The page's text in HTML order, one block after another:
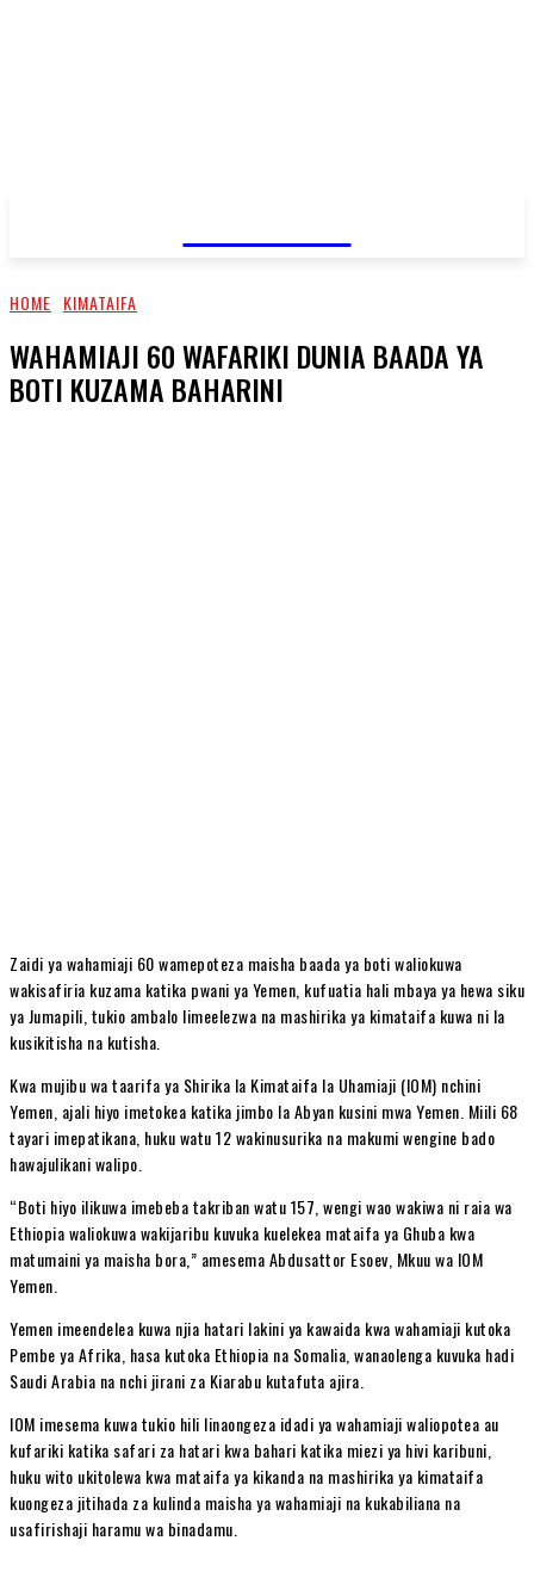
HOME KIMATAIFA
WAHAMIAJI 60 WAFARIKI DUNIA BAADA YA
BOTI KUZAMA BAHARINI
Zaidi ya wahamiaji 60 wamepoteza maisha baada ya boti waliokuwa
wakisafiria kuzama katika pwani ya Yemen, kufuatia hali mbaya ya hewa siku
ya Jumapili, tukio ambalo limeelezwa na mashirika ya kimataifa kuwa ni la
kusikitisha na kutisha.
Kwa mujibu wa taarifa ya Shirika la Kimataifa la Uhamiaji (IOM) nchini
Yemen, ajali hiyo imetokea katika jimbo la Abyan kusini mwa Yemen. Miili 68
tayari imepatikana, huku watu 12 wakinusurika na makumi wengine bado
hawajulikani walipo.
“Boti hiyo ilikuwa imebeba takriban watu 157, wengi wao wakiwa ni raia wa
Ethiopia waliokuwa wakijaribu kuvuka kuelekea mataifa ya Ghuba kwa
matumaini ya maisha bora,” amesema Abdusattor Esoev, Mkuu wa IOM
Yemen.
Yemen imeendelea kuwa njia hatari lakini ya kawaida kwa wahamiaji kutoka
Pembe ya Afrika, hasa kutoka Ethiopia na Somalia, wanaolenga kuvuka hadi
Saudi Arabia na nchi jirani za Kiarabu kutafuta ajira.
IOM imesema kuwa tukio hili linaongeza idadi ya wahamiaji waliopotea au
kufariki katika safari za hatari kwa bahari katika miezi ya hivi karibuni,
huku wito ukitolewa kwa mataifa ya kikanda na mashirika ya kimataifa
kuongeza jitihada za kulinda maisha ya wahamiaji na kukabiliana na
usafirishaji haramu wa binadamu.